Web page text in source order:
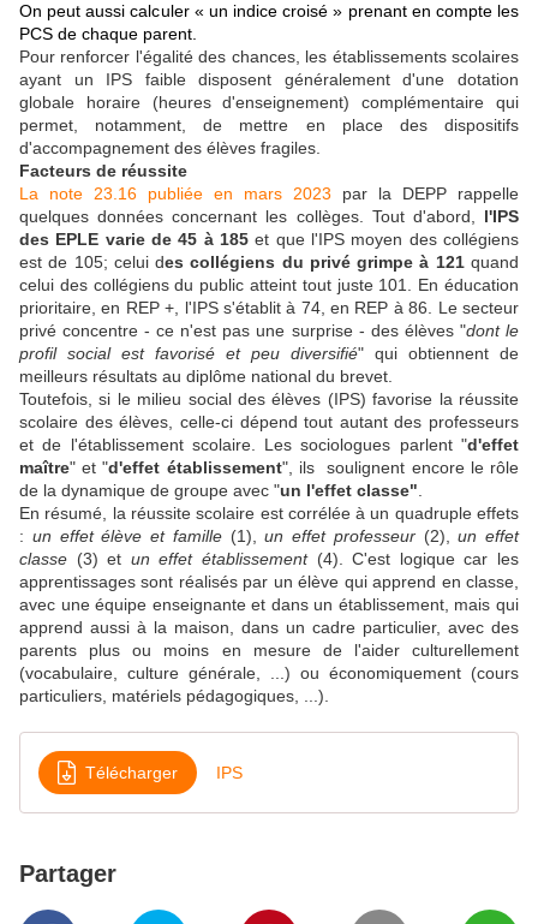
On peut aussi calculer « un indice croisé » prenant en compte les
PCS de chaque parent.
Pour renforcer l'égalité des chances, les établissements scolaires
ayant un IPS faible disposent généralement d'une dotation
globale horaire (heures d'enseignement) complémentaire qui
permet, notamment, de mettre en place des dispositifs
d'accompagnement des élèves fragiles.
Facteurs de réussite
La note 23.16 publiée en mars 2023 par la DEPP rappelle
quelques données concernant les collèges. Tout d'abord, l'IPS
des EPLE varie de 45 à 185 et que l'IPS moyen des collégiens
est de 105; celui des collégiens du privé grimpe à 121quand
celui des collégiens du public atteint tout juste 101. En éducation
prioritaire, en REP +, l'IPS s'établit à 74, en REP à 86. Le secteur
privé concentre - ce n'est pas une surprise - des élèves "dont le
profil social est favorisé et peu diversifié" qui obtiennent de
meilleurs résultats au diplôme national du brevet.
Toutefois, si le milieu social des élèves (IPS) favorise la réussite
scolaire des élèves, celle-ci dépend tout autant des professeurs
et de l'établissement scolaire. Les sociologues parlent "d'effet
maître" et "d'effet établissement", ils soulignent encore le rôle
de la dynamique de groupe avec "un l'effet classe"
En résumé, la réussite scolaire est corrélée à un quadruple effets
: un effet élève et famille(1),un effet professeur(2),un effet
classe (3) et un effet établissement(4). C'est logique car les
apprentissages sont réalisés par un élève qui apprend en classe,
avec une équipe enseignante et dans un établissement, mais qui
apprend aussi à la maison, dans un cadre particulier, avec des
parents plus ou moins en mesure de l'aider culturellement
(vocabulaire, culture générale, ...) ou économiquement (cours
particuliers, matériels pédagogiques, ...).
Télécharger IPS
Partager